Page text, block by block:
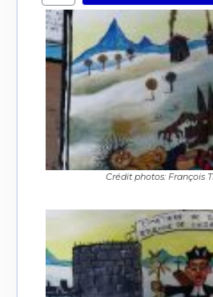
Crédit photos: François